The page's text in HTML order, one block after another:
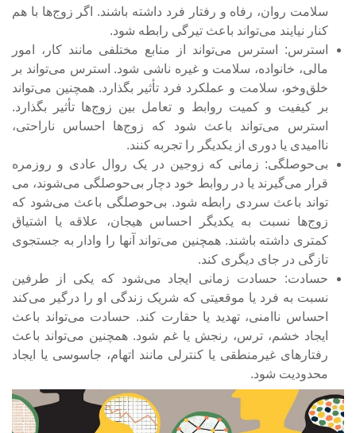
سلامت روان، رفاه و رفتار فرد داشته باشند. اگر زوج‌ها با هم
کنار نیایند می‌تواند باعث تیرگی رابطه شود.
استرس: استرس می‌تواند از منابع مختلفی مانند کار، امور
مالی، خانواده، سلامت و غیره ناشی شود. استرس می‌تواند بر
خلق‌وخو، سلامت و عملکرد فرد تأثیر بگذارد. همچنین می‌تواند
بر کیفیت و کمیت روابط و تعامل بین زوج‌ها تأثیر بگذارد.
استرس می‌تواند باعث شود که زوج‌ها احساس ناراحتی،
ناامیدی یا دوری از یکدیگر را تجربه کنند.
بی‌حوصلگی: زمانی که زوجین در یک ‌روال عادی و روزمره
قرار می‌گیرند یا در روابط خود دچار بی‌حوصلگی می‌شوند، می
تواند باعث سردی رابطه شود. بی‌حوصلگی باعث می‌شود که
زوج‌ها نسبت به یکدیگر احساس هیجان، علاقه یا اشتیاق
کمتری داشته باشند. همچنین می‌تواند آنها را وادار به جستجوی
تازگی در جای دیگری کند.
حسادت: حسادت زمانی ایجاد می‌شود که یکی از طرفین
نسبت به فرد یا موقعیتی که شریک زندگی او را درگیر می‌کند
احساس ناامنی، تهدید یا حقارت کند. حسادت می‌تواند باعث
ایجاد خشم، ترس، رنجش یا غم شود. همچنین می‌تواند باعث
رفتارهای غیرمنطقی یا کنترلی مانند اتهام، جاسوسی یا ایجاد
محدودیت شود.